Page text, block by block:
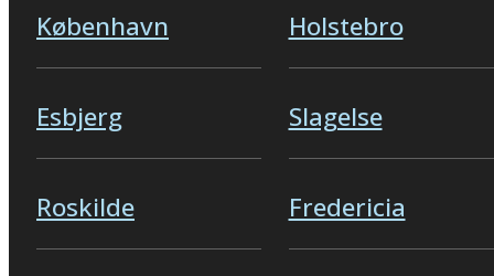
København Holstebro
Esbjerg Slagelse
Roskilde Fredericia